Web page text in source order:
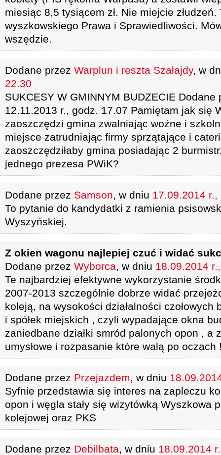
miesiąc 8,5 tysiącem zł. Nie miejcie złudzeń.
wyszkowskiego Prawa i Sprawiedliwości.
wszędzie.
Dodane przez Warplun i reszta Szałajdy, w
22.30
SUKCESY W GMINNYM BUDZECIE
12.11.2013 r., godz. 17.07 Pamiętam jak się
zaoszczędzi gmina zwalniając woźne i
miejsce zatrudniając firmy sprzątające i
zaoszczędziłaby gmina posiadając 2
jednego prezesa PWiK?
Dodane przez Samson, w dniu 17.09.2014
To pytanie do kandydatki z ramienia
Wyszyńskiej.
Z okien wagonu najlepiej czuć i widać
Dodane przez Wyborca, w dniu 18.09.2014
Te najbardziej efektywne wykorzystanie
2007-2013 szczególnie dobrze widać
koleją, na wysokości działalności czołowych
i spółek miejskich , czyli wypadające okna
zaniedbane działki smród palonych opon , a
umysłowe i rozpasanie które walą po oczach
Dodane przez Przejazdem, w dniu
Syfnie przedstawia się interes na zapleczu
opon i węgla stały się wizytówką Wyszkowa
kolejowej oraz PKS
Dodane przez Debilbata, w dniu 18.09.2014